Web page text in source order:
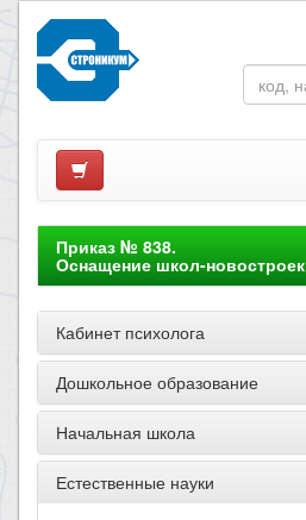
Приказ № 838.
Оснащение школ-новостроек
Кабинет психолога
Дошкольное образование
Начальная школа
Естественные науки